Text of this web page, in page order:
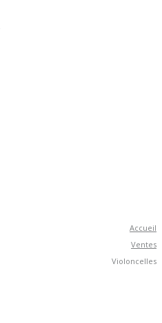
Accueil
Ventes
Violoncelles